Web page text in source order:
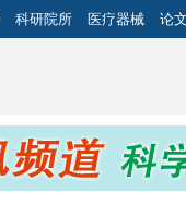
科研院所 医疗器械 论